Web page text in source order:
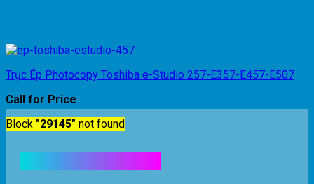
Trục Ép Photocopy Toshiba e-Studio 257-E357-E457-E507
Call for Price
Block "29145" not found